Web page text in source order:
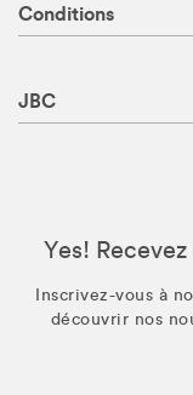
Conditions
JBC
Yes!
Inscrivez-vous à
découvrir nos